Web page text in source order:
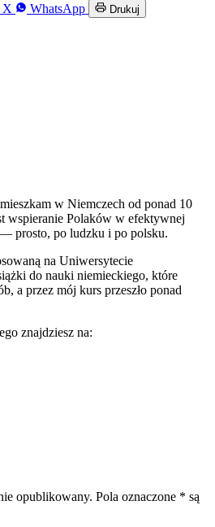
X WhatsApp Drukuj
w Niemczech od ponad 10
wspieranie Polaków w efektywnej
prosto, po ludzku i po polsku.
na Uniwersytecie
do nauki niemieckiego, które
a przez mój kurs przeszło ponad
znajdziesz na:
opublikowany. Pola oznaczone * są